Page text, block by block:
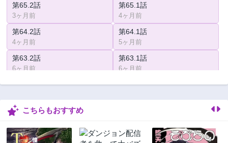
第65.2話
3ヶ月前
第65.1話
4ヶ月前
第64.2話
4ヶ月前
第64.1話
5ヶ月前
第63.2話
6ヶ月前
第63.1話
6ヶ月前
第62話 第61話
第60話
第58話 第57話
こちらもおすすめ